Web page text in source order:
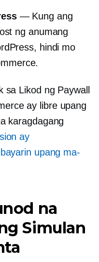
— Kung ang
ng anumang
hindi mo
sa Likod ng Paywall
ay libre upang
karagdagang
ay
upang ma-
na
Simulan